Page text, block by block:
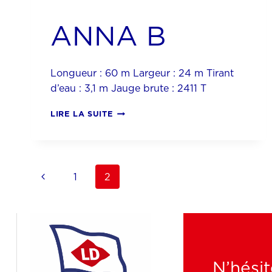
ANNA B
Longueur : 60 m Largeur : 24 m Tirant
d’eau : 3,1 m Jauge brute : 2411 T
LIRE LA SUITE ANNA
Navigation
de
Page
1 2